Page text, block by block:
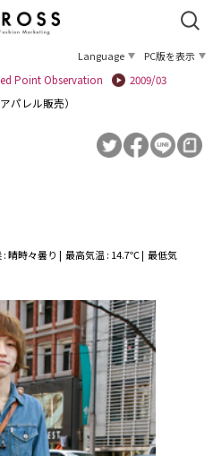
Language
PC版を表示
Point Observation
2009/03
パレル販売）
晴時々曇り | 最高気温 : 14.7℃ | 最低気